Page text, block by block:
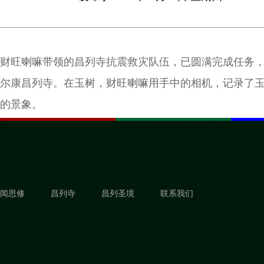
财旺喇嘛带领的昌列寺抗震救灾队伍，已圆满完成任务
尔康昌列寺。在玉树，财旺喇嘛用手中的相机，记录了
的景象。
闻思修 昌列寺 昌列圣境 联系我们